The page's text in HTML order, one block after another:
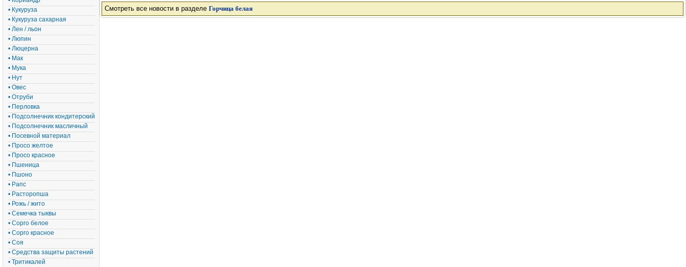
• Кукуруза
• Кукуруза сахарная
• Лен / льон
• Люпин
• Люцерна
• Мак
• Мука
• Нут
• Овес
• Отруби
• Перловка
• Подсолнечник кондитерский
• Подсолнечник масличный
• Посевной материал
• Просо желтое
• Просо красное
• Пшеница
• Пшоно
• Рапс
• Расторопша
• Рожь / жито
• Семечка тыквы
• Сорго белое
• Сорго красное
• Соя
• Средства защиты растений
• Тритикалей
Смотреть все новости в разделе Горчица белая